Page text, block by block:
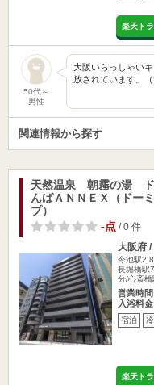
楽天ト
50代～
男性
大阪いらっしゃい
放されています。
関連情報から探す
天然温泉 朝霧の湯 ド
んばＡＮＮＥＸ（ドー
プ）
-点/ 0 件
大阪府
今池駅
長堀橋駅
分/心斎橋
営業時間
入浴料金
宿泊
楽天ト